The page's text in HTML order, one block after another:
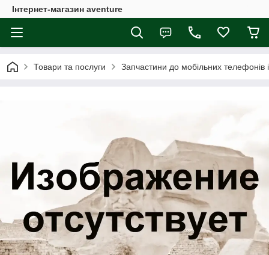
Інтернет-магазин aventure
Товари та послуги Запчастини до мобільних телефонів